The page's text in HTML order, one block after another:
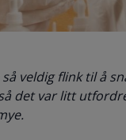
veldig flink til å
det var litt